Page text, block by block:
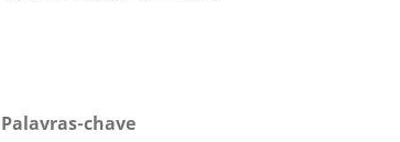
Palavras-chave